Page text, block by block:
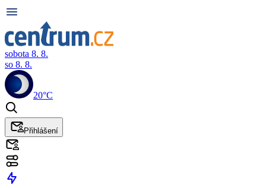
sobota 8. 8.
so 8. 8.
20°C
Přihlášení